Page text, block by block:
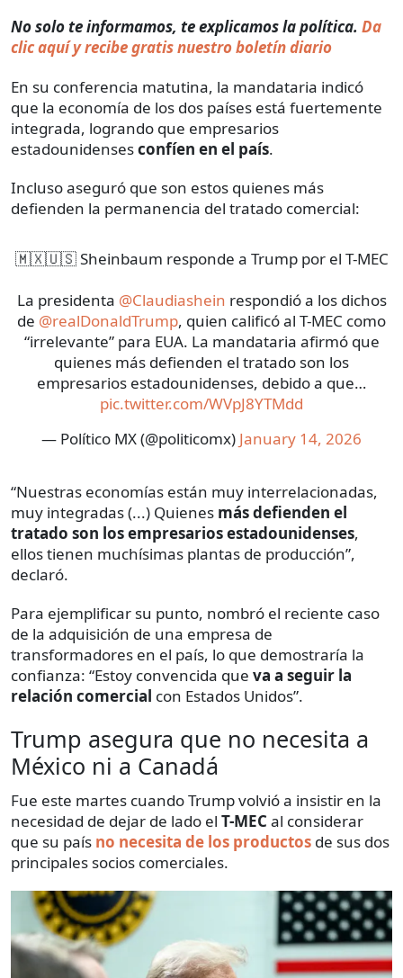
No solo te informamos, te explicamos la política. Da
clic aquí y recibe gratis nuestro boletín diario
En su conferencia matutina, la mandataria indicó
que la economía de los dos países está fuertemente
integrada, logrando que empresarios
estadounidensesconfíen en el país.
Incluso aseguró que son estos quienes más
defienden la permanencia del tratado comercial:
🇲🇽🇺🇸 Sheinbaum responde a Trump por el T-MEC
La presidenta @Claudiashein respondió a los dichos
de @realDonaldTrump, quien calificó al T-MEC como
“irrelevante” para EUA. La mandataria afirmó que
quienes más defienden el tratado son los
empresarios estadounidenses, debido a que…
pic.twitter.com/WVpJ8YTMdd
— Político MX (@politicomx) January 14, 2026
“Nuestras economías están muy interrelacionadas,
muy integradas (...) Quienes más defienden el
tratado son los empresarios estadounidenses,
ellos tienen muchísimas plantas de producción”,
declaró.
Para ejemplificar su punto, nombró el reciente caso
de la adquisición de una empresa de
transformadores en el país, lo que demostraría la
confianza: “Estoy convencida que va a seguir la
relación comercial con Estados Unidos”.
Trump asegura que no necesita a
México ni a Canadá
Fue este martes cuando Trump volvió a insistir en la
necesidad de dejar de lado el T-MEC al considerar
que su país no necesita de los productos de sus dos
principales socios comerciales.